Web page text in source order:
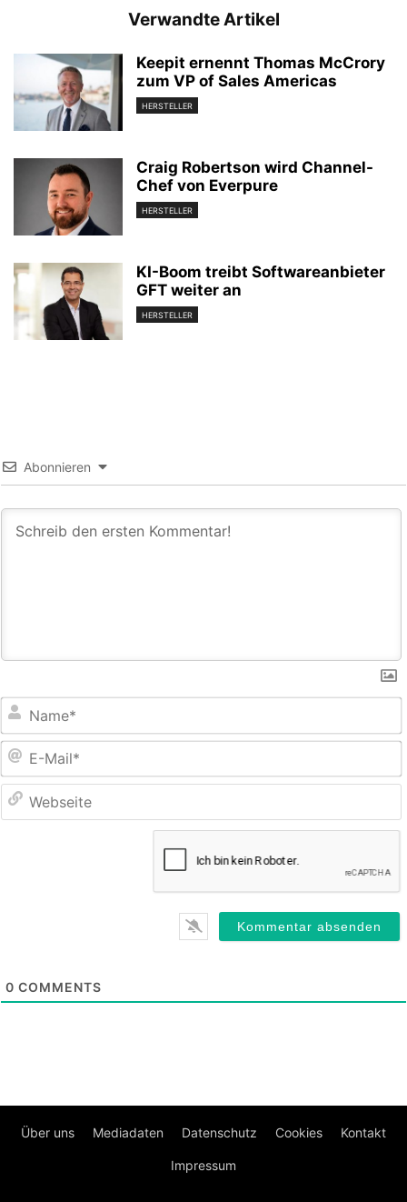
Verwandte Artikel
Keepit ernennt Thomas McCrory
zum VP of Sales Americas
HERSTELLER
Craig Robertson wird Channel-
Chef von Everpure
HERSTELLER
KI-Boom treibt Softwareanbieter
GFT weiter an
HERSTELLER
Abonnieren
0 COMMENTS
Über uns Mediadaten Datenschutz Cookies Kontakt
Impressum